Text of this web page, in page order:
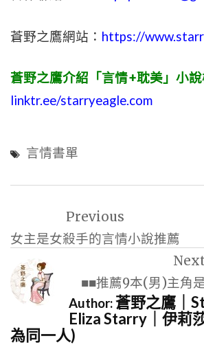
蒼野之鷹網站： https://
蒼野之鷹介紹「言情+耽美」小
linktr.ee/starryeagle.com
言情書單
導
覽
Previous
女主是女殺手的言情小說推薦
Next
■■推薦9本(男)主角
Author:蒼野之鷹｜
Eliza Starry｜伊莉
為同一人)